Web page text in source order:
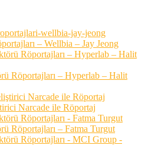
– Wellbia – Jay Jeong
Röportajları – Hyperlab – Halit
Narcade ile Röportaj
Röportajları – Fatma Turgut